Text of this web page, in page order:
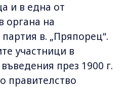
и в една от
органа на
в. „Пряпорец“.
участници в
през 1900 г.
правителство